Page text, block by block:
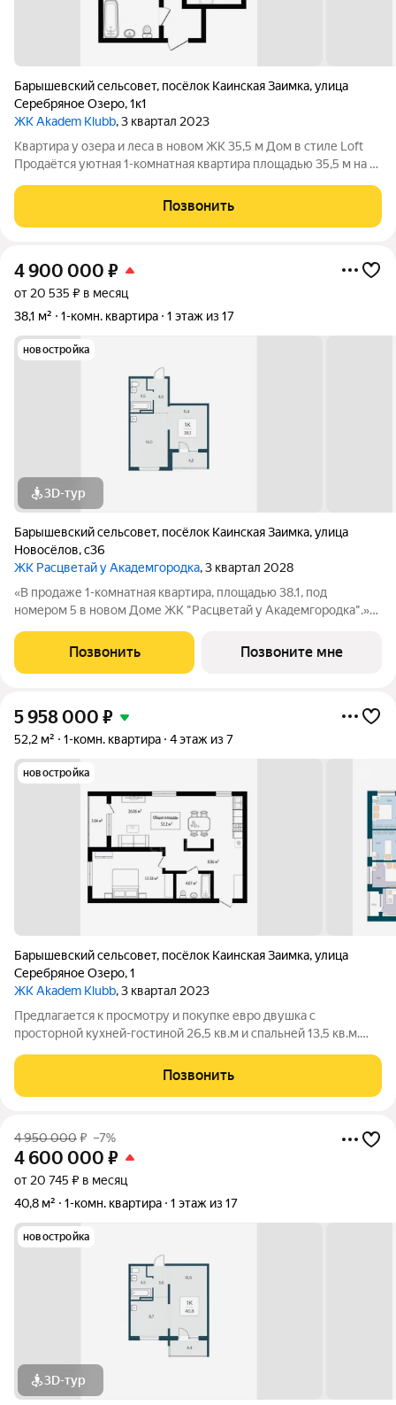
Барышевский сельсовет, посёлок Каинская Заимка,улица
Серебряное Озеро,1к1
ЖК Akadem Klubb, 3 квартал 2023
Квартира у озера и леса в новом ЖК 35,5 м Дом в стиле Loft
Продаётся уютная 1-комнатная квартира площадью 35,5 м на 5
рядом с Серебряным озером. Если вы мечтаете жить рядом с
природой,
Позвонить
4 900 000 ₽
от 20 535 ₽ в месяц
38,1 м²
1-комн. квартира 1 этаж из 17
новостройка
3D-тур
Барышевский сельсовет, посёлок Каинская Заимка,улица
Новосёлов,с36
ЖК Расцветай у Академгородка, 3 квартал 2028
«В продаже 1-комнатная квартира, площадью 38.1, под
номером 5 в новом Доме ЖК "Расцветай у Академгородка".»
Каинка в окружении живописных лесных просторов. Видовые
квартиры на озеро и лес. Торговая
Позвонить Позвоните мне
5 958 000 ₽
52,2 м² 1-комн. квартира 4 этаж из 7
новостройка
Барышевский сельсовет, посёлок Каинская Заимка,улица
Серебряное Озеро,1
ЖК Akadem Klubb, 3 квартал 2023
Предлагается к просмотру и покупке евро двушка с
просторной кухней-гостиной 26,5 кв.м и спальней 13,5 кв.м.
СЕМЕЙНУЮ ИПОТЕКУ 6% и IT ИПОТЕКУ 6% ВОЗМОЖНА
ПОКУПКА БЕЗ ПЕРВОНАЧАЛЬНОГО ВЗНОСА О
Позвонить
4 950 000₽ –7%
4 600 000 ₽
от 20 745 ₽ в месяц
40,8 м²
1-комн. квартира 1 этаж из 17
новостройка
3D-тур